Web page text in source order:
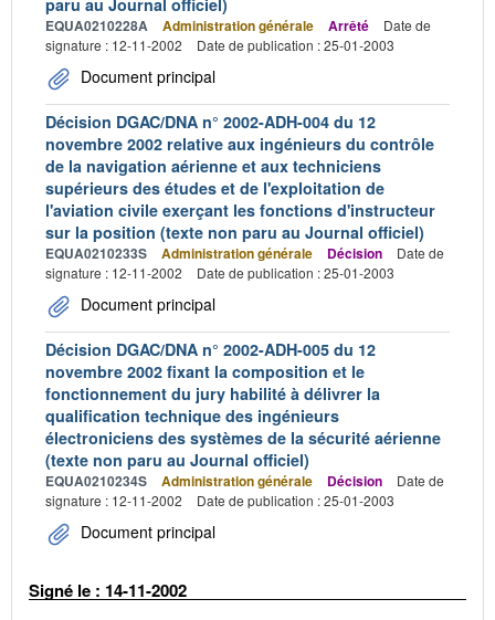
EQUA0210228A Administration générale Arrêté
Date de
signature : 12-11-2002
Date de publication : 25-01-2003
Document principal
Décision DGAC/DNA n° 2002-ADH-004 du 12
novembre 2002 relative aux ingénieurs du contrôle
de la navigation aérienne et aux techniciens
supérieurs des études et de l'exploitation de
l'aviation civile exerçant les fonctions d'instructeur
sur la position (texte non paru au Journal officiel)
EQUA0210233S Administration générale Décision
Date de
signature : 12-11-2002
Date de publication : 25-01-2003
Document principal
Décision DGAC/DNA n° 2002-ADH-005 du 12
novembre 2002 fixant la composition et le
fonctionnement du jury habilité à délivrer la
qualification technique des ingénieurs
électroniciens des systèmes de la sécurité aérienne
(texte non paru au Journal officiel)
EQUA0210234S Administration générale Décision
Date de
signature : 12-11-2002
Date de publication : 25-01-2003
Document principal
Signé le : 14-11-2002